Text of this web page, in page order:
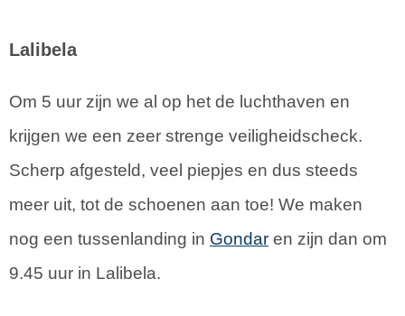
Lalibela
Om 5 uur zijn we al op het de luchthaven en
krijgen we een zeer strenge veiligheidscheck.
Scherp afgesteld, veel piepjes en dus steeds
meer uit, tot de schoenen aan toe! We maken
nog een tussenlanding in Gondar en zijn dan om
9.45 uur in Lalibela.